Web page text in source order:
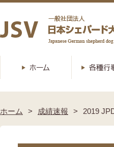
ホーム 成績速報 2019